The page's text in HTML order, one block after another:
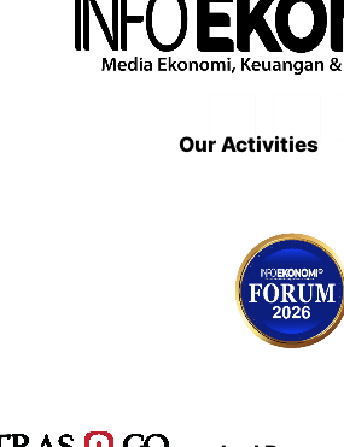
Our Activities